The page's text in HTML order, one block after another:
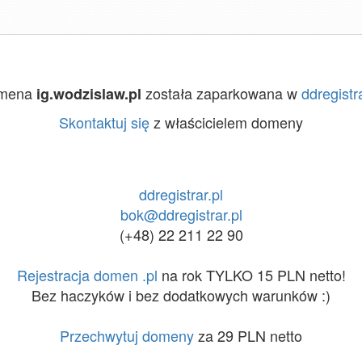
ig.wodzislaw.pl została zaparkowana w
Skontaktuj sięz właścicielem domeny
ddregistrar.pl
bok@ddregistrar.pl
(+48) 22 211 22 90
Rejestracja domen .pl na rok TYLKO 15 PLN netto!
Bez haczyków i bez dodatkowych warunków :)
Przechwytuj domenyza 29 PLN netto